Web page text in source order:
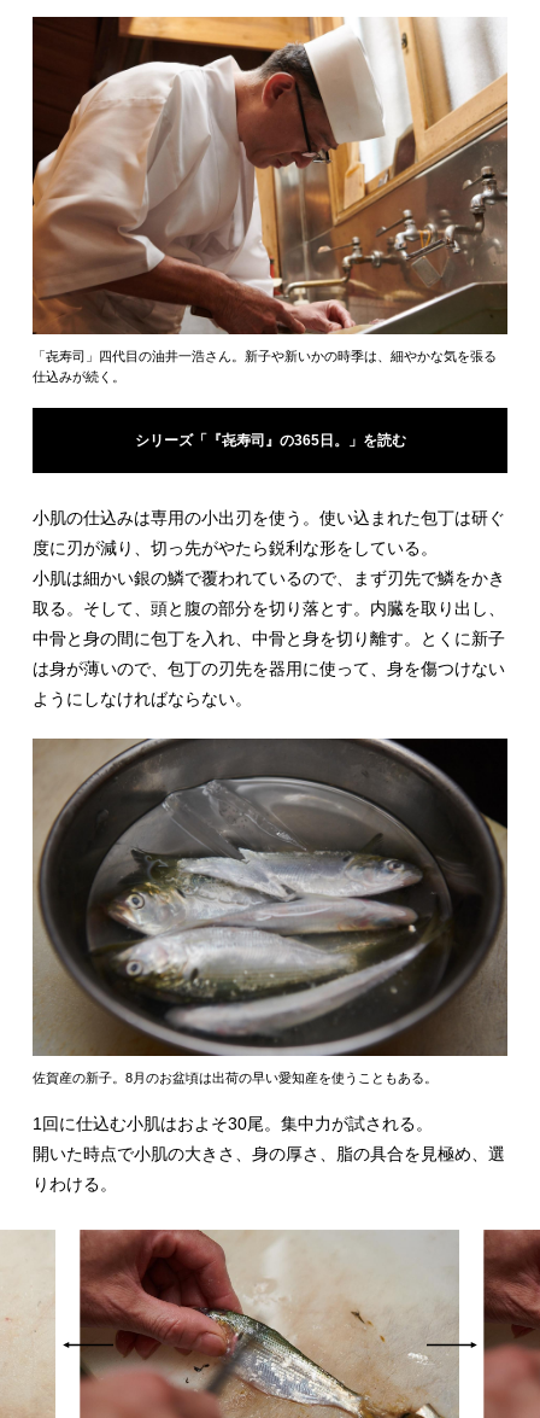
「㐂寿司」四代目の油井一浩さん。新子や新いかの時季は、細やかな気を張る
仕込みが続く。
シリーズ「『㐂寿司』の365日。」を読む
小肌の仕込みは専用の小出刃を使う。使い込まれた包丁は研ぐ
度に刃が減り、切っ先がやたら鋭利な形をしている。
小肌は細かい銀の鱗で覆われているので、まず刃先で鱗をかき
取る。そして、頭と腹の部分を切り落とす。内臓を取り出し、
中骨と身の間に包丁を入れ、中骨と身を切り離す。とくに新子
は身が薄いので、包丁の刃先を器用に使って、身を傷つけない
ようにしなければならない。
佐賀産の新子。8月のお盆頃は出荷の早い愛知産を使うこともある。
1回に仕込む小肌はおよそ30尾。集中力が試される。
開いた時点で小肌の大きさ、身の厚さ、脂の具合を見極め、選
りわける。